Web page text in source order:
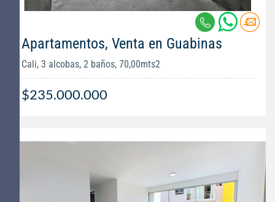
Apartamentos, Venta en Guabinas
Cali, 3 alcobas, 2 baños, 70,00mts2
$235.000.000